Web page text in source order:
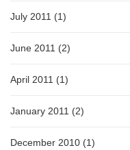
July 2011 (1)
June 2011 (2)
April 2011 (1)
January 2011 (2)
December 2010 (1)